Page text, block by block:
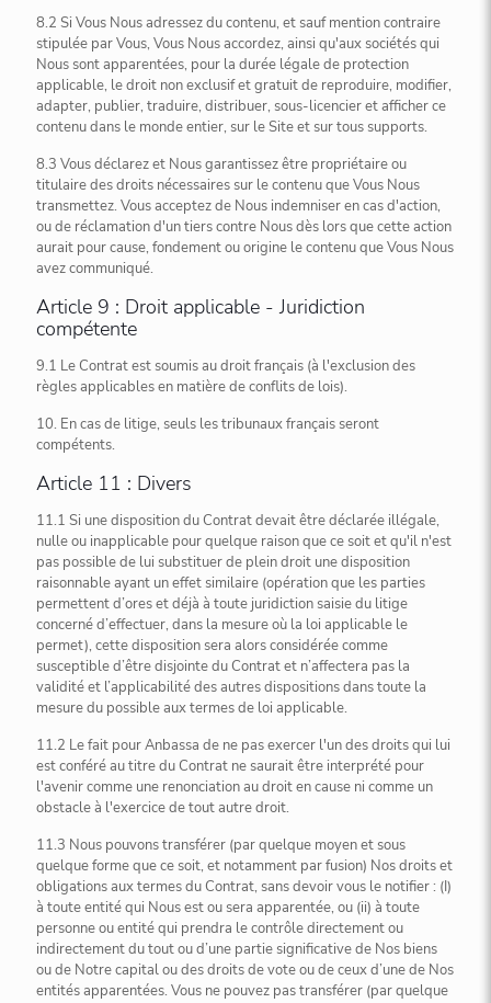
8.2 Si Vous Nous adressez du contenu, et sauf mention contraire
stipulée par Vous, Vous Nous accordez, ainsi qu'aux sociétés qui
Nous sont apparentées, pour la durée légale de protection
applicable, le droit non exclusif et gratuit de reproduire, modifier,
adapter, publier, traduire, distribuer, sous-licencier et afficher ce
contenu dans le monde entier, sur le Site et sur tous supports.
8.3 Vous déclarez et Nous garantissez être propriétaire ou
titulaire des droits nécessaires sur le contenu que Vous Nous
transmettez. Vous acceptez de Nous indemniser en cas d'action,
ou de réclamation d'un tiers contre Nous dès lors que cette action
aurait pour cause, fondement ou origine le contenu que Vous Nous
avez communiqué.
Article 9 : Droit applicable - Juridiction
compétente
9.1 Le Contrat est soumis au droit français (à l'exclusion des
règles applicables en matière de conflits de lois).
10. En cas de litige, seuls les tribunaux français seront
compétents.
Article 11 : Divers
11.1 Si une disposition du Contrat devait être déclarée illégale,
nulle ou inapplicable pour quelque raison que ce soit et qu'il n'est
pas possible de lui substituer de plein droit une disposition
raisonnable ayant un effet similaire (opération que les parties
permettent d’ores et déjà à toute juridiction saisie du litige
concerné d’effectuer, dans la mesure où la loi applicable le
permet), cette disposition sera alors considérée comme
susceptible d’être disjointe du Contrat et n’affectera pas la
validité et l’applicabilité des autres dispositions dans toute la
mesure du possible aux termes de loi applicable.
11.2 Le fait pour Anbassa de ne pas exercer l'un des droits qui lui
est conféré au titre du Contrat ne saurait être interprété pour
l'avenir comme une renonciation au droit en cause ni comme un
obstacle à l'exercice de tout autre droit.
11.3 Nous pouvons transférer (par quelque moyen et sous
quelque forme que ce soit, et notamment par fusion) Nos droits et
obligations aux termes du Contrat, sans devoir vous le notifier : (I)
à toute entité qui Nous est ou sera apparentée, ou (ii) à toute
personne ou entité qui prendra le contrôle directement ou
indirectement du tout ou d’une partie significative de Nos biens
ou de Notre capital ou des droits de vote ou de ceux d’une de Nos
entités apparentées. Vous ne pouvez pas transférer (par quelque